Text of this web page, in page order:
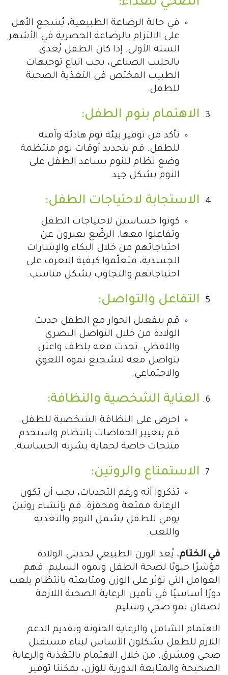
في حالة الرضاعة الطبيعية، يُشجع الأهل
على الالتزام بالرضاعة الحصرية في الأشهر
الستة الأولى. إذا كان الطفل يُغذى
بالحليب الصناعي، يجب اتباع توجيهات
الطبيب المختص في التغذية الصحية
للطفل.
الاهتمام بنوم الطفل:
تأكد من توفير بيئة نوم هادئة وآمنة
للطفل. قم بتحديد أوقات نوم منتظمة
وضع نظام للنوم يساعد الطفل على
النوم بشكل جيد.
الاستجابة لاحتياجات الطفل:
كونوا حساسين لاحتياجات الطفل
وتفاعلوا معها. الرضّع يعبرون عن
احتياجاتهم من خلال البكاء والإشارات
الجسدية، فتعلّموا كيفية التعرف على
احتياجاتهم والتجاوب بشكل مناسب.
التفاعل والتواصل:
قم بتفعيل الحوار مع الطفل حديث
الولادة من خلال التواصل البصري
واللفظي. تحدث معه بلطف واعتن
بتواصل معه لتشجيع نموه اللغوي
والاجتماعي.
العناية الشخصية والنظافة:
احرص على النظافة الشخصية للطفل.
قم بتغيير الحفاضات بانتظام واستخدم
منتجات خاصة لحماية بشرته الحساسة.
الاستمتاع والروتين:
تذكروا أنه ورغم التحديات، يجب أن تكون
الرعاية ممتعة ومحفزة. قم بإنشاء روتين
يومي للطفل يشمل النوم والتغذية
واللعب.
في الختام، يُعد الوزن الطبيعي لحديثي الولادة
مؤشرًا حيويًا لصحة الطفل ونموه السليم. فهم
العوامل التي تؤثر على الوزن ومتابعته بانتظام يلعب
دورًا أساسيًا في تأمين الرعاية الصحية اللازمة
لضمان نموٍ صحي وسليم.
الاهتمام الشامل والرعاية الحنونة وتقديم الدعم
اللازم للطفل يشكلون الأساس لبناء مستقبل
صحي ومشرق. من خلال الاهتمام بالتغذية والرعاية
الصحيحة والمتابعة الدورية للوزن، يمكننا توفير